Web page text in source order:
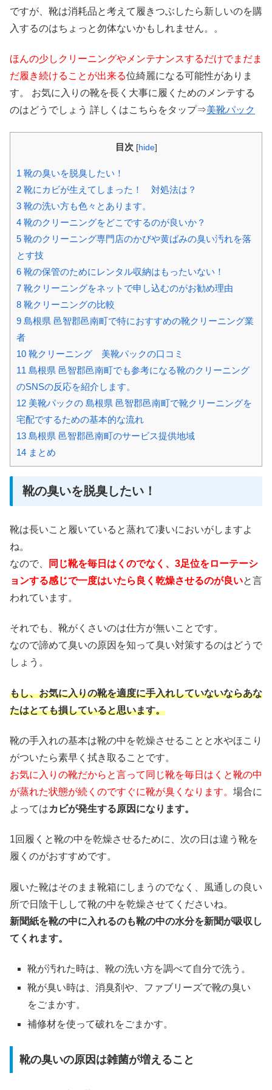
ですが、靴は消耗品と考えて履きつぶしたら新しいのを購
入するのはちょっと勿体ないかもしれません。。
ほんの少しクリーニングやメンテナンスするだけでまだま
だ履き続けることが出来る位綺麗になる可能性がありま
す。 お気に入りの靴を長く大事に履くためのメンテする
のはどうでしょう 詳しくはこちらをタップ⇒美靴パック
目次 [hide]
1 靴の臭いを脱臭したい！
2 靴にカビが生えてしまった！ 対処法は？
3 靴の洗い方も色々とあります。
4 靴のクリーニングをどこでするのが良いか？
5 靴のクリーニング専門店のかびや黄ばみの臭い汚れを落
とす技
6 靴の保管のためにレンタル収納はもったいない！
7 靴クリーニングをネットで申し込むのがお勧め理由
8 靴クリーニングの比較
9 島根県 邑智郡邑南町で特におすすめの靴クリーニング業
者
10 靴クリーニング 美靴パックの口コミ
11 島根県 邑智郡邑南町でも参考になる靴のクリーニング
のSNSの反応を紹介します。
12 美靴パックの 島根県 邑智郡邑南町で靴クリーニングを
宅配でするための基本的な流れ
13 島根県 邑智郡邑南町のサービス提供地域
14 まとめ
靴の臭いを脱臭したい！
靴は長いこと履いていると蒸れて凄いにおいがしますよ
ね。
なので、
同じ靴を毎日はくのでなく、3足位をローテーシ
ョンする感じで一度はいたら良く乾燥させるのが良いと言
われています。
それでも、靴がくさいのは仕方が無いことです。
なので諦めて臭いの原因を知って臭い対策するのはどうで
しょう。
もし、お気に入りの靴を適度に手入れしていないならあな
たはとても損していると思います。
靴の手入れの基本は靴の中を乾燥させることと水やほこり
がついたら素早く拭き取ることです。
お気に入りの靴だからと言って同じ靴を毎日はくと靴の中
が蒸れた状態が続くのですぐに靴が臭くなります。 場合に
よってはカビが発生する原因になります。
1回履くと靴の中を乾燥させるために、次の日は違う靴を
履くのがおすすめです。
履いた靴はそのまま靴箱にしまうのでなく、風通しの良い
所で日陰干しして靴の中を乾燥させてくださいね。
新聞紙を靴の中に入れるのも靴の中の水分を新聞が吸収し
てくれます。
靴が汚れた時は、靴の洗い方を調べて自分で洗う。
靴が臭い時は、消臭剤や、ファブリーズで靴の臭い
をごまかす。
補修材を使って破れをごまかす。
靴の臭いの原因は雑菌が増えること